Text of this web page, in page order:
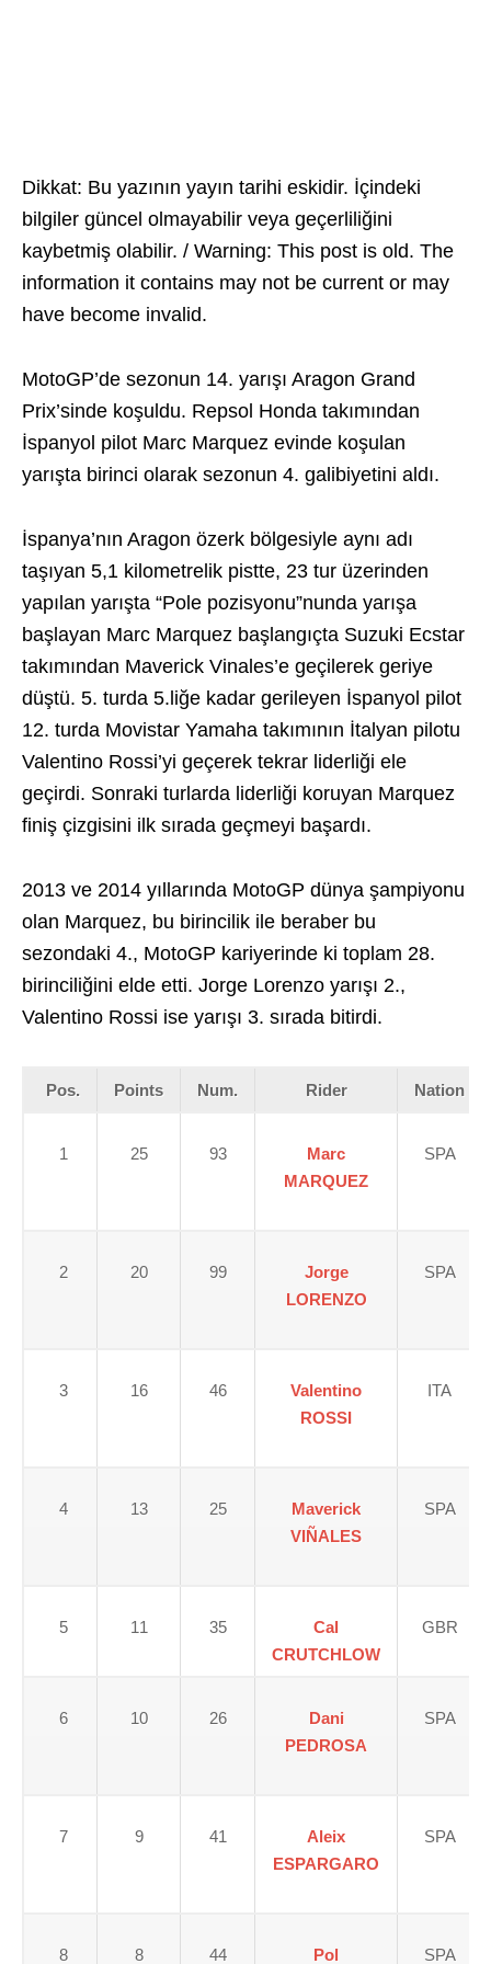
Dikkat: Bu yazının yayın tarihi eskidir. İçindeki
bilgiler güncel olmayabilir veya geçerliliğini
kaybetmiş olabilir. / Warning: This post is old. The
information it contains may not be current or may
have become invalid.
MotoGP’de sezonun 14. yarışı Aragon Grand
Prix’sinde koşuldu. Repsol Honda takımından
İspanyol pilot Marc Marquez evinde koşulan
yarışta birinci olarak sezonun 4. galibiyetini aldı.
İspanya’nın Aragon özerk bölgesiyle aynı adı
taşıyan 5,1 kilometrelik pistte, 23 tur üzerinden
yapılan yarışta “Pole pozisyonu”nunda yarışa
başlayan Marc Marquez başlangıçta Suzuki Ecstar
takımından Maverick Vinales’e geçilerek geriye
düştü. 5. turda 5.liğe kadar gerileyen İspanyol pilot
12. turda Movistar Yamaha takımının İtalyan pilotu
Valentino Rossi’yi geçerek tekrar liderliği ele
geçirdi. Sonraki turlarda liderliği koruyan Marquez
finiş çizgisini ilk sırada geçmeyi başardı.
2013 ve 2014 yıllarında MotoGP dünya şampiyonu
olan Marquez, bu birincilik ile beraber bu
sezondaki 4., MotoGP kariyerinde ki toplam 28.
birinciliğini elde etti. Jorge Lorenzo yarışı 2.,
Valentino Rossi ise yarışı 3. sırada bitirdi.
Pos. Points Num. Rider Nation
1 25 93
Marc
MARQUEZ
SPA
2 20 99
Jorge
LORENZO
SPA
3 16 46
Valentino
ROSSI
ITA
4 13 25
Maverick
VIÑALES
SPA
5 11 35
Cal
CRUTCHLOW
GBR
6 10 26
Dani
PEDROSA
SPA
7 9 41
Aleix
ESPARGARO
SPA
8 8 44 Pol SPA